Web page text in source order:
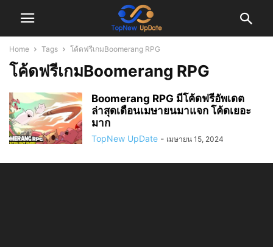
Home Tags โค้ดฟรีเกมBoomerang RPG
โค้ดฟรีเกมBoomerang RPG
Boomerang RPG มีโค้ดฟรีอัพเดต
ล่าสุดเดือนเมษายนมาแจก โค้ดเยอะ
มาก
TopNew UpDate - เมษายน 15, 2024